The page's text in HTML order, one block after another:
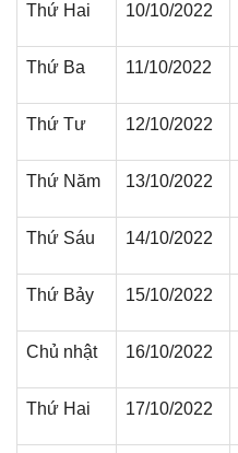
Thứ Hai 10/10/2022
Thứ Ba 11/10/2022
Thứ Tư 12/10/2022
Thứ Năm 13/10/2022
Thứ Sáu 14/10/2022
Thứ Bảy 15/10/2022
Chủ nhật 16/10/2022
Thứ Hai 17/10/2022